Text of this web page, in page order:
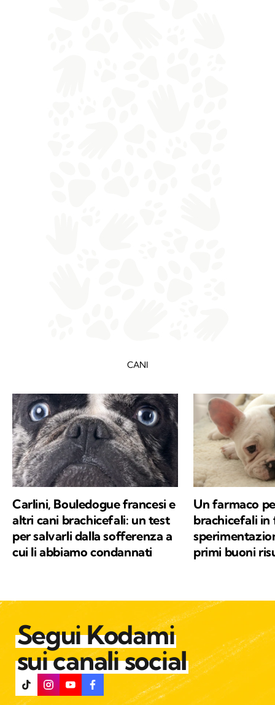
CANI
Carlini, Bouledogue francesi e
altri cani brachicefali: un test
per salvarli dalla sofferenza a
cui li abbiamo condannati
Un farmaco
brachicefali in
primi buoni
Segui Kodami
sui canali social